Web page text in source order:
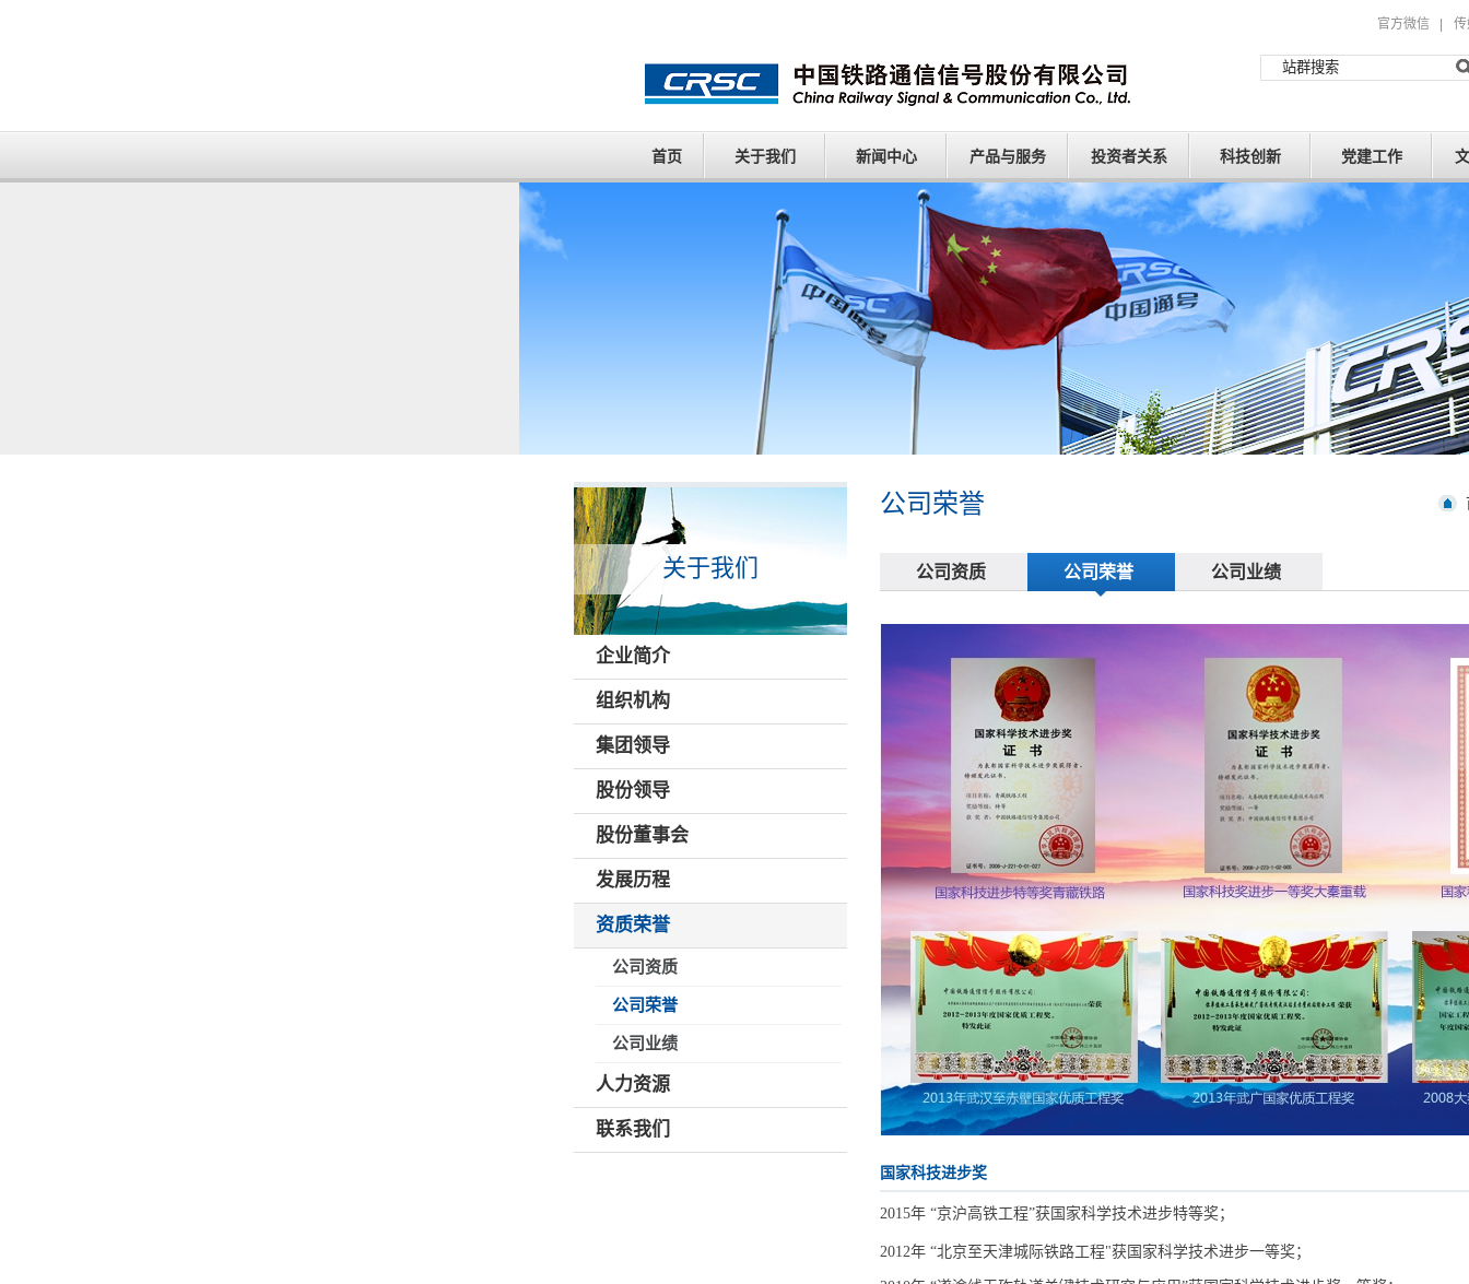
官方微信
首页 关于我们 新闻中心 产品与服务 投资者关系 科技创新 党建工作
关于我们
企业简介
组织机构
集团领导
股份领导
股份董事会
发展历程
资质荣誉
公司资质
公司荣誉
公司业绩
人力资源
联系我们
公司荣誉
公司资质 公司荣誉 公司业绩
国家科技进步奖
2015年 “京沪高铁工程”获国家科学技术进步特等奖；
2012年 “北京至天津城际铁路工程"获国家科学技术进步一等奖；